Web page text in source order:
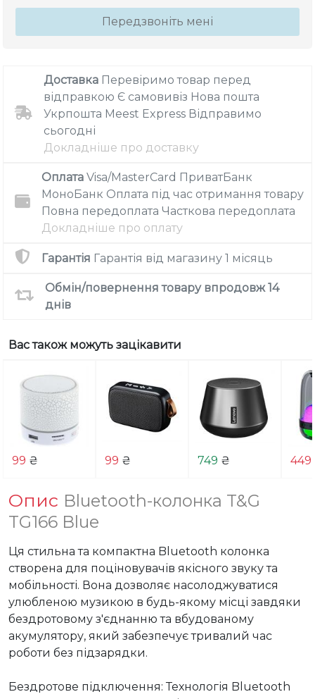
Передзвоніть мені
Доставка Перевіримо товар перед
відправкою Є самовивіз Нова пошта
Укрпошта Meest Express Відправимо
сьогодні
Докладніше про доставку
Оплата Visa/MasterCard ПриватБанк
МоноБанк Оплата під час отримання товару
Повна передоплата Часткова передоплата
Докладніше про оплату
Гарантія Гарантія від магазину 1 місяць
Обмін/повернення товару впродовж 14
днів
Вас також можуть зацікавити
99 ₴ 99 ₴ 749 ₴ 449
Опис Bluetooth-колонка T&G
TG166 Blue
Ця стильна та компактна Bluetooth колонка
створена для поціновувачів якісного звуку та
мобільності. Вона дозволяє насолоджуватися
улюбленою музикою в будь-якому місці завдяки
бездротовому з'єднанню та вбудованому
акумулятору, який забезпечує тривалий час
роботи без підзарядки.
Бездротове підключення: Технологія Bluetooth